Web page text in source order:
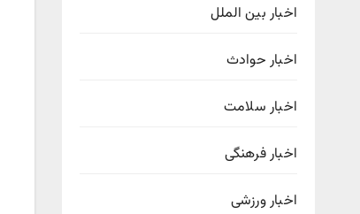
اخبار بین الملل
اخبار حوادث
اخبار سلامت
اخبار فرهنگی
اخبار ورزشی